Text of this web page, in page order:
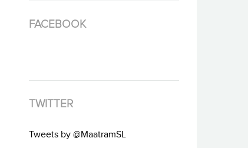
FACEBOOK
TWITTER
Tweets by @MaatramSL